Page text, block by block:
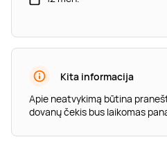
Kita informacija
Apie neatvykimą būtina
dovanų čekis bus laikomas